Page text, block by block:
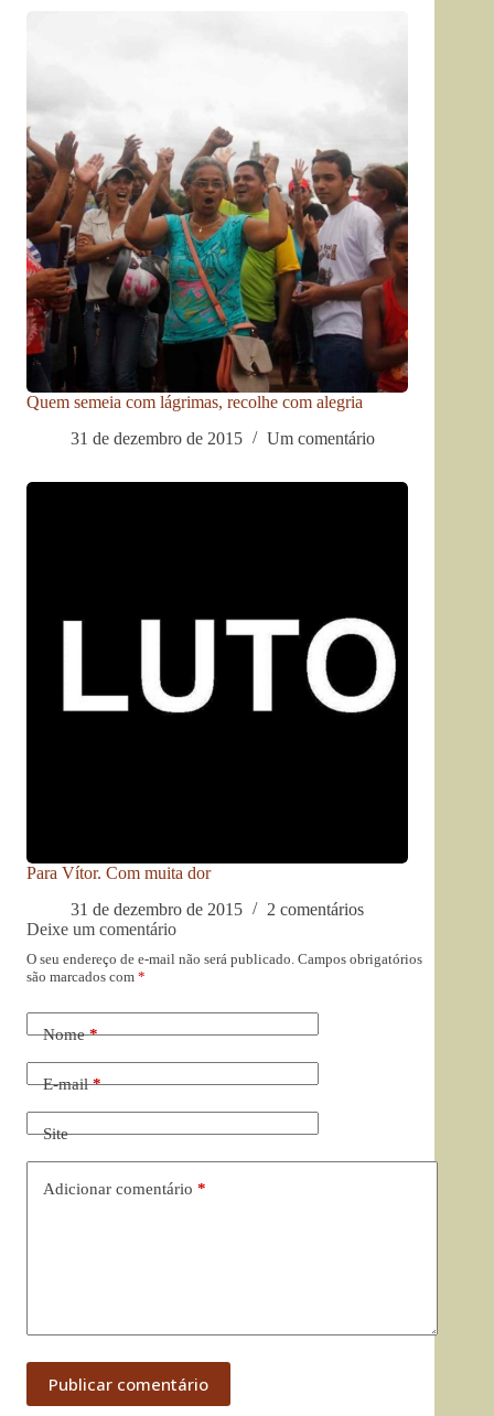
Quem semeia com lágrimas, recolhe com alegria
31 de dezembro de 2015
Um comentário
Para Vítor. Com muita dor
31 de dezembro de 2015
2 comentários
Deixe um comentário
O seu endereço de e-mail não será publicado. Campos obrigatórios
são marcados com *
Nome*
E-mail*
Site
Adicionar comentário *
Publicar comentário